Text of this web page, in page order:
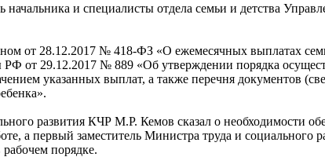
начальника и специалисты отдела семьи и детства
от 28.12.2017 № 418-ФЗ «О ежемесячных выплатах
от 29.12.2017 № 889 «Об утверждении порядка
указанных выплат, а также перечня документов
развития КЧР М.Р. Кемов сказал о необходимости
а первый заместитель Министра труда и
порядке.